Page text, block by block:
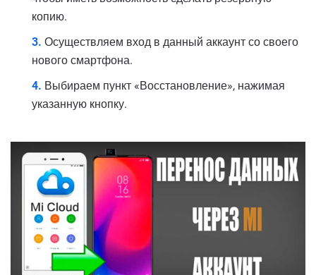
копию.
Осуществляем вход в данный аккаунт со своего
нового смартфона.
Выбираем пункт «Восстановление», нажимая
указанную кнопку.